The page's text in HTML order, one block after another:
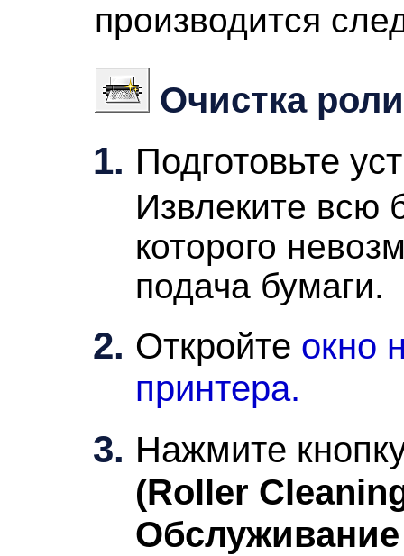
производится
Очистка
Подготовьте
Извлеките всю
которого
подача бумаги.
Откройте окно
принтера.
Нажмите
(Roller
Обслуживание